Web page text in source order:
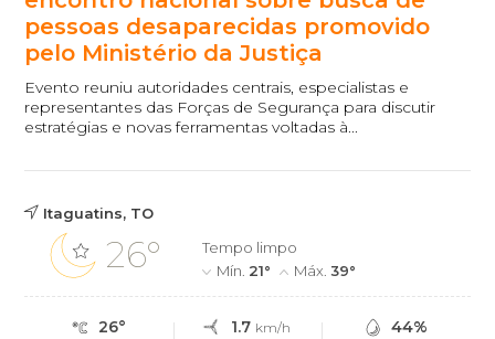
pessoas desaparecidas promovido
pelo Ministério da Justiça
Evento reuniu autoridades centrais, especialistas e
representantes das Forças de Segurança para discutir
estratégias e novas ferramentas voltadas à...
Itaguatins, TO
26°
Tempo limpo
Mín. 21° Máx.39°
26° 1.7 km/h 44%